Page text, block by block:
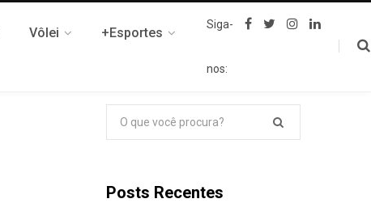
Vôlei +Esportes
Siga-
nos:
F
I
L
Pesquisar
por:
Posts Recentes